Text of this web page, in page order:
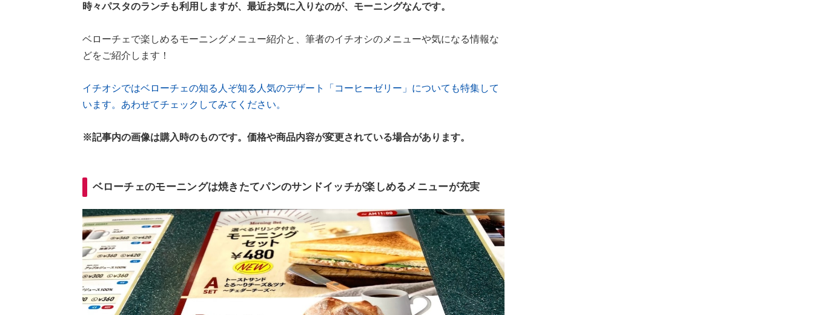
時々パスタのランチも利用しますが、最近お気に入りなのが、モーニングなんです。
ベローチェで楽しめるモーニングメニュー紹介と、筆者のイチオシのメニューや気になる情報な
どをご紹介します！
イチオシではベローチェの知る人ぞ知る人気のデザート「コーヒーゼリー」についても特集して
います。あわせてチェックしてみてください。
※記事内の画像は購入時のものです。価格や商品内容が変更されている場合があります。
ベローチェのモーニングは焼きたてパンのサンドイッチが楽しめるメニューが充実